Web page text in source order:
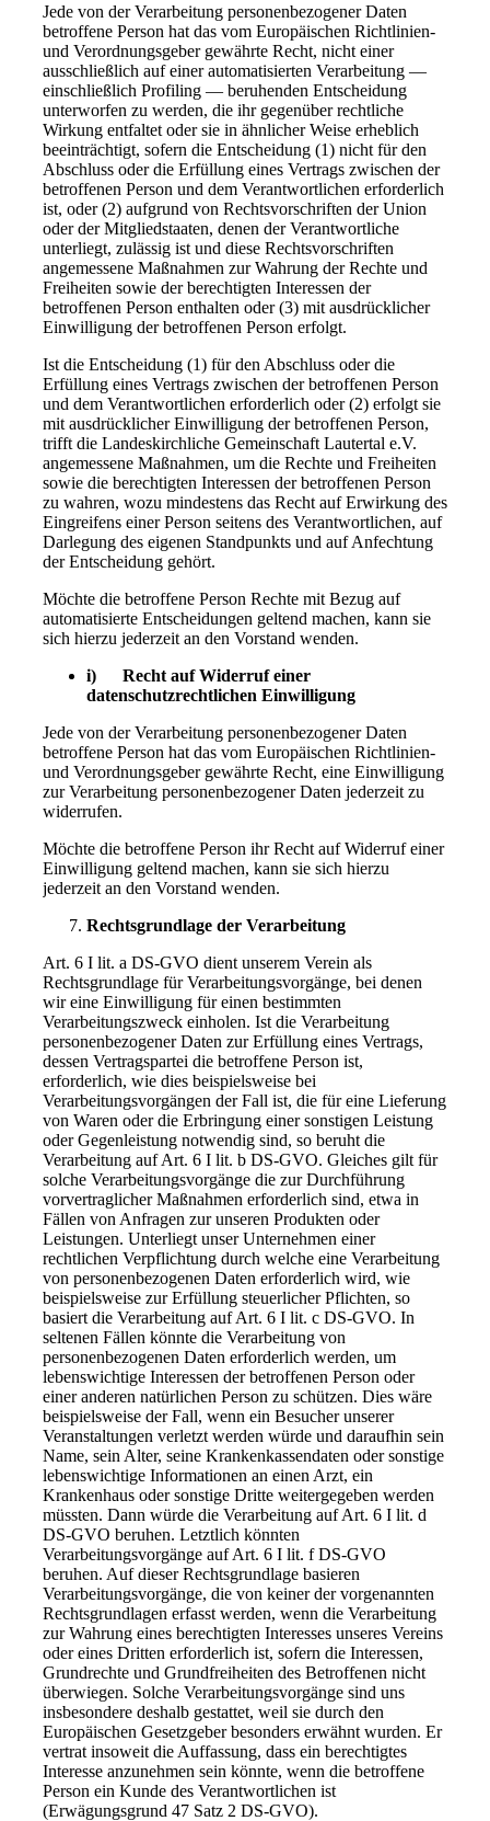
Jede von der Verarbeitung personenbezogener Daten
betroffene Person hat das vom Europäischen Richtlinien-
und Verordnungsgeber gewährte Recht, nicht einer
ausschließlich auf einer automatisierten Verarbeitung —
einschließlich Profiling — beruhenden Entscheidung
unterworfen zu werden, die ihr gegenüber rechtliche
Wirkung entfaltet oder sie in ähnlicher Weise erheblich
beeinträchtigt, sofern die Entscheidung (1) nicht für den
Abschluss oder die Erfüllung eines Vertrags zwischen der
betroffenen Person und dem Verantwortlichen erforderlich
ist, oder (2) aufgrund von Rechtsvorschriften der Union
oder der Mitgliedstaaten, denen der Verantwortliche
unterliegt, zulässig ist und diese Rechtsvorschriften
angemessene Maßnahmen zur Wahrung der Rechte und
Freiheiten sowie der berechtigten Interessen der
betroffenen Person enthalten oder (3) mit ausdrücklicher
Einwilligung der betroffenen Person erfolgt.
Ist die Entscheidung (1) für den Abschluss oder die
Erfüllung eines Vertrags zwischen der betroffenen Person
und dem Verantwortlichen erforderlich oder (2) erfolgt sie
mit ausdrücklicher Einwilligung der betroffenen Person,
trifft die Landeskirchliche Gemeinschaft Lautertal e.V.
angemessene Maßnahmen, um die Rechte und Freiheiten
sowie die berechtigten Interessen der betroffenen Person
zu wahren, wozu mindestens das Recht auf Erwirkung des
Eingreifens einer Person seitens des Verantwortlichen, auf
Darlegung des eigenen Standpunkts und auf Anfechtung
der Entscheidung gehört.
Möchte die betroffene Person Rechte mit Bezug auf
automatisierte Entscheidungen geltend machen, kann sie
sich hierzu jederzeit an den Vorstand wenden.
i) Recht auf Widerruf einer
datenschutzrechtlichen Einwilligung
Jede von der Verarbeitung personenbezogener Daten
betroffene Person hat das vom Europäischen Richtlinien-
und Verordnungsgeber gewährte Recht, eine Einwilligung
zur Verarbeitung personenbezogener Daten jederzeit zu
widerrufen.
Möchte die betroffene Person ihr Recht auf Widerruf einer
Einwilligung geltend machen, kann sie sich hierzu
jederzeit an den Vorstand wenden.
Rechtsgrundlage der Verarbeitung
Art. 6 I lit. a DS-GVO dient unserem Verein als
Rechtsgrundlage für Verarbeitungsvorgänge, bei denen
wir eine Einwilligung für einen bestimmten
Verarbeitungszweck einholen. Ist die Verarbeitung
personenbezogener Daten zur Erfüllung eines Vertrags,
dessen Vertragspartei die betroffene Person ist,
erforderlich, wie dies beispielsweise bei
Verarbeitungsvorgängen der Fall ist, die für eine Lieferung
von Waren oder die Erbringung einer sonstigen Leistung
oder Gegenleistung notwendig sind, so beruht die
Verarbeitung auf Art. 6 I lit. b DS-GVO. Gleiches gilt für
solche Verarbeitungsvorgänge die zur Durchführung
vorvertraglicher Maßnahmen erforderlich sind, etwa in
Fällen von Anfragen zur unseren Produkten oder
Leistungen. Unterliegt unser Unternehmen einer
rechtlichen Verpflichtung durch welche eine Verarbeitung
von personenbezogenen Daten erforderlich wird, wie
beispielsweise zur Erfüllung steuerlicher Pflichten, so
basiert die Verarbeitung auf Art. 6 I lit. c DS-GVO. In
seltenen Fällen könnte die Verarbeitung von
personenbezogenen Daten erforderlich werden, um
lebenswichtige Interessen der betroffenen Person oder
einer anderen natürlichen Person zu schützen. Dies wäre
beispielsweise der Fall, wenn ein Besucher unserer
Veranstaltungen verletzt werden würde und daraufhin sein
Name, sein Alter, seine Krankenkassendaten oder sonstige
lebenswichtige Informationen an einen Arzt, ein
Krankenhaus oder sonstige Dritte weitergegeben werden
müssten. Dann würde die Verarbeitung auf Art. 6 I lit. d
DS-GVO beruhen. Letztlich könnten
Verarbeitungsvorgänge auf Art. 6 I lit. f DS-GVO
beruhen. Auf dieser Rechtsgrundlage basieren
Verarbeitungsvorgänge, die von keiner der vorgenannten
Rechtsgrundlagen erfasst werden, wenn die Verarbeitung
zur Wahrung eines berechtigten Interesses unseres Vereins
oder eines Dritten erforderlich ist, sofern die Interessen,
Grundrechte und Grundfreiheiten des Betroffenen nicht
überwiegen. Solche Verarbeitungsvorgänge sind uns
insbesondere deshalb gestattet, weil sie durch den
Europäischen Gesetzgeber besonders erwähnt wurden. Er
vertrat insoweit die Auffassung, dass ein berechtigtes
Interesse anzunehmen sein könnte, wenn die betroffene
Person ein Kunde des Verantwortlichen ist
(Erwägungsgrund 47 Satz 2 DS-GVO).